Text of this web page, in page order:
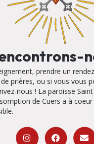
prendre un
prières, ou si vous vous
nous ! La paroisse
de Cuers a à